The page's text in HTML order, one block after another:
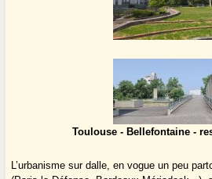
Toulouse - Bellefontaine -
L’urbanisme sur dalle, en vogue un peu